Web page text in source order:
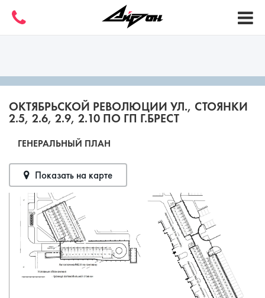
ОКТЯБРЬСКОЙ РЕВОЛЮЦИИ УЛ., СТОЯНКИ
2.5, 2.6, 2.9, 2.10 ПО ГП Г.БРЕСТ
ГЕНЕРАЛЬНЫЙ ПЛАН
Показать на карте